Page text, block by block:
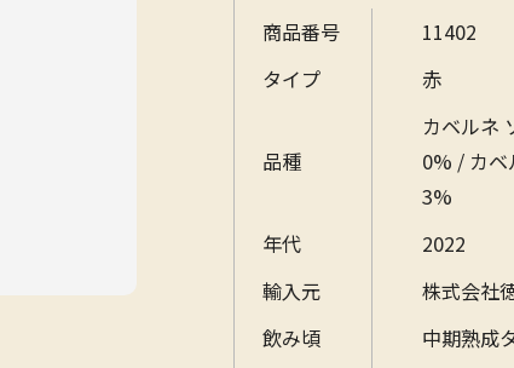
商品番号
11402
タイプ
赤
品種
カベルネ
0% / カベ
3%
年代
2022
輸入元
株式会社
飲み頃
中期熟成